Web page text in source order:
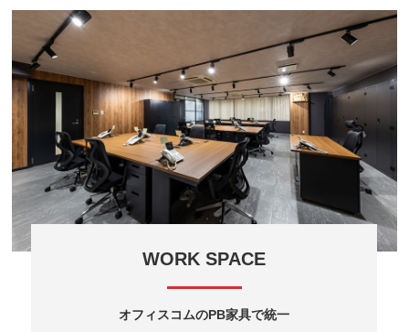
WORK SPACE
オフィスコムのPB家具で統一